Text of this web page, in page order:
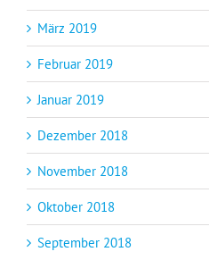
März 2019
Februar 2019
Januar 2019
Dezember 2018
November 2018
Oktober 2018
September 2018